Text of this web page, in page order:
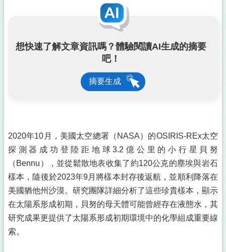
想快速了解文章資訊嗎？體驗閱讀AI生成的摘要
吧！
摘要生成
2020年10月，美國太空總署（NASA）的OSIRIS-REx太空
探測器成功登陸距地球3.2億公里的小行星貝努
（Bennu），並從鬆散地表收集了約120公克的塵埃與岩石
樣本，隨後於2023年9月將樣本封存後返航，並順利降落在
美國猶他州沙漠。研究團隊詳細分析了這些珍貴樣本，顯示
在太陽系形成初期，貝努的母天體可能曾經存在液態水，其
研究成果更提供了太陽系形成初期環境中的化學組成重要線
索。